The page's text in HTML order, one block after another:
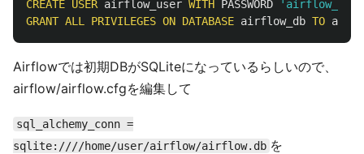
CREATE USER airflow_user WITH PASSWORD
GRANT ALL PRIVILEGES ON DATABASE airflow_db TO
Airflowでは初期DBがSQLiteになっているらしいので、
airflow/airflow.cfgを編集して
sql_alchemy_conn =
sqlite:////home/user/airflow/airflow.db を